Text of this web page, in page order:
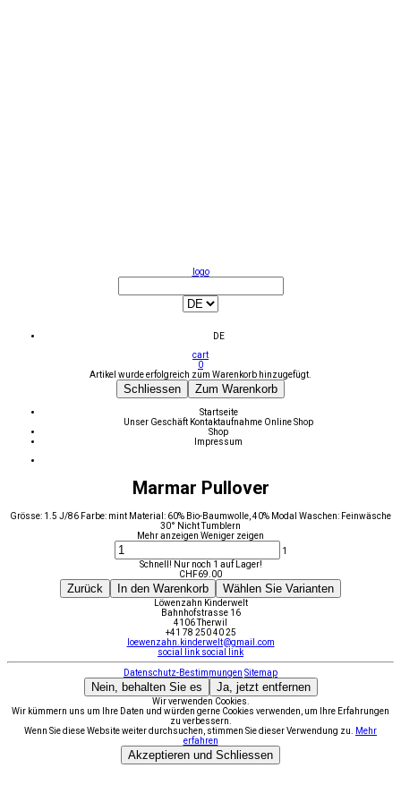
logo
DE
cart
0
Artikel wurde erfolgreich zum Warenkorb hinzugefügt.
Schliessen Zum Warenkorb
Startseite
Unser Geschäft Kontaktaufnahme Online Shop
Shop
Impressum
Marmar Pullover
Grösse: 1.5 J/86 Farbe: mint Material: 60% Bio-Baumwolle, 40% Modal Waschen: Feinwäsche
30° Nicht Tumblern
Mehr anzeigen Weniger zeigen
1
Schnell! Nur noch 1 auf Lager!
CHF69.00
Zurück In den Warenkorb Wählen Sie Varianten
Löwenzahn Kinderwelt
Bahnhofstrasse 16
4106 Therwil
+41 78 250 40 25
loewenzahn.kinderwelt@gmail.com
social link social link
Datenschutz-Bestimmungen Sitemap
Nein, behalten Sie es Ja, jetzt entfernen
Wir verwenden Cookies.
Wir kümmern uns um Ihre Daten und würden gerne Cookies verwenden, um Ihre Erfahrungen
zu verbessern.
Wenn Sie diese Website weiter durchsuchen, stimmen Sie dieser Verwendung zu.
Mehr
erfahren
Akzeptieren und Schliessen